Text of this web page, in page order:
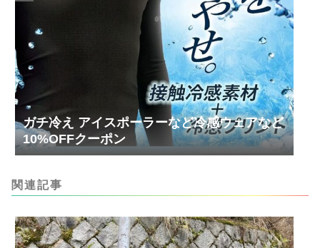
ガチ冷え アイスポーラーなど冷感ウェアなど
10%OFFクーポン
関連記事